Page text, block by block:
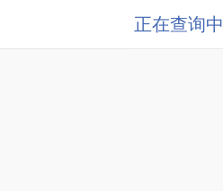
正在查询中